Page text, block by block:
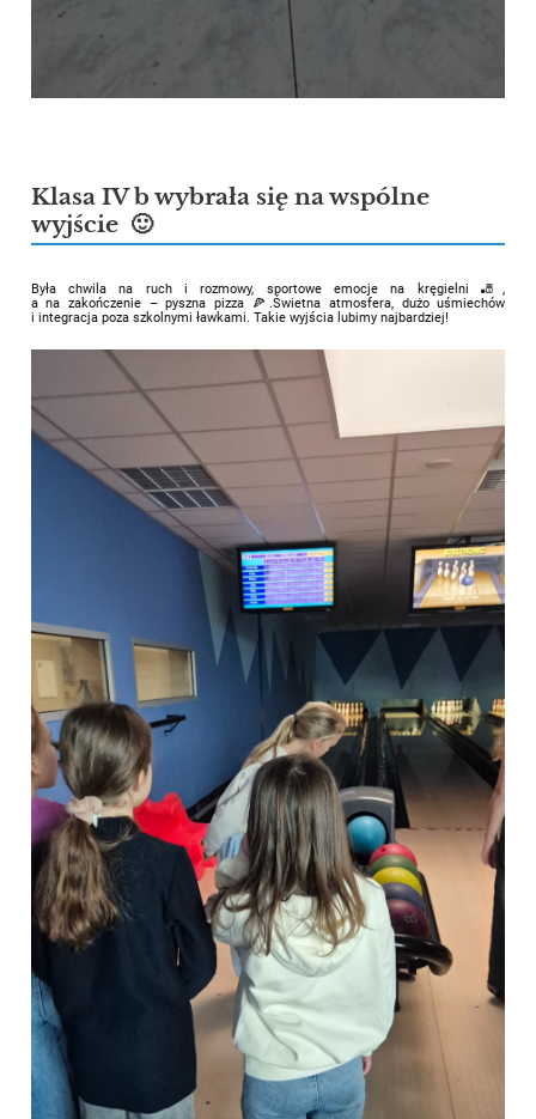
Klasa IV b wybrała się na wspólne
wyjście 🙂
Była chwila na ruch i rozmowy, sportowe emocje na kręgielni 🎳,
a na zakończenie – pyszna pizza 🍕.Świetna atmosfera, dużo uśmiechów
i integracja poza szkolnymi ławkami. Takie wyjścia lubimy najbardziej!